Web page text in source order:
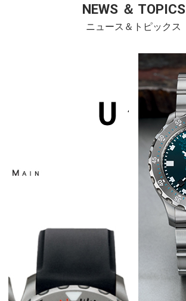
NEWS ＆ TOPICS
ニュース＆トピックス